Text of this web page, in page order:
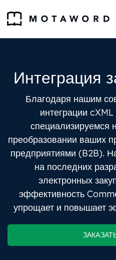
Интеграция
Благодаря нашим
интеграции
специализируемся
преобразовании ваших
предприятиями (B2B).
на последних
электронных
эффективность
упрощает и повышает